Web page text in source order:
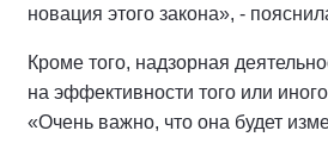
новация этого закона», -
Кроме того, надзорная
на эффективности того или
«Очень важно, что она будет